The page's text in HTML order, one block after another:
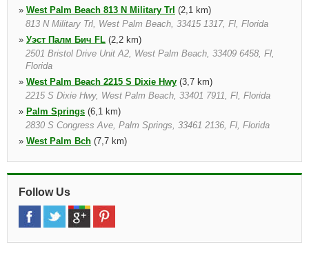
» West Palm Beach 813 N Military Trl (2,1 km)
813 N Military Trl, West Palm Beach, 33415 1317, Fl, Florida
» Уэст Палм Бич FL (2,2 km)
2501 Bristol Drive Unit A2, West Palm Beach, 33409 6458, Fl,
Florida
» West Palm Beach 2215 S Dixie Hwy (3,7 km)
2215 S Dixie Hwy, West Palm Beach, 33401 7911, Fl, Florida
» Palm Springs (6,1 km)
2830 S Congress Ave, Palm Springs, 33461 2136, Fl, Florida
» West Palm Bch (7,7 km)
3621 Blue Heron Blvd W, Riviera Beach, 33404 4901, Fl, Florida
»Lake Worth(10,6 km)
7353 Lake Worth Rd, Lake Worth, 33467 2528, Fl, Florida
Follow Us